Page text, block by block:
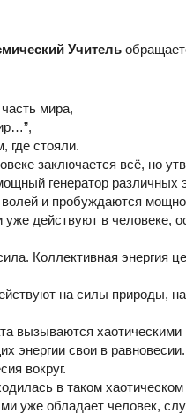
Учитель
мира,
где стояли.
заключается всё, но
генератор различных
и пробуждаются
уже действуют в человеке,
Коллективная энергия
на силы природы,
вызываются
энергии свои в равновесии.
вокруг.
в таком
уже обладает человек,